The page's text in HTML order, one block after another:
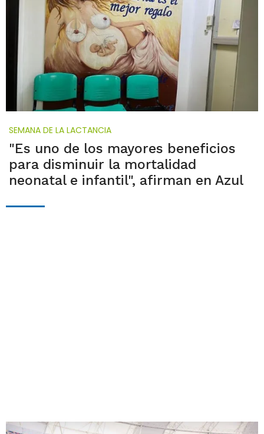
SEMANA DE LA LACTANCIA
"Es uno de los mayores beneficios
para disminuir la mortalidad
neonatal e infantil", afirman en Azul